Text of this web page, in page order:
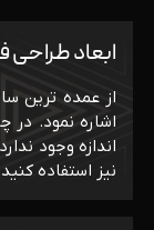
ابعاد طراحی
اشاره نمود. در
نیز استفاده